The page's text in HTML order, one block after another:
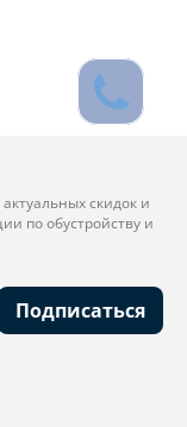
скидок и
по обустройству и
Подписаться